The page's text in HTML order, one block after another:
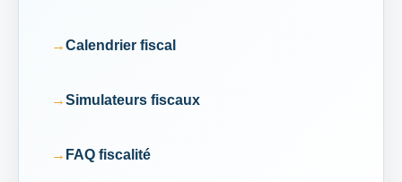
Calendrier fiscal
Simulateurs fiscaux
FAQ fiscalité